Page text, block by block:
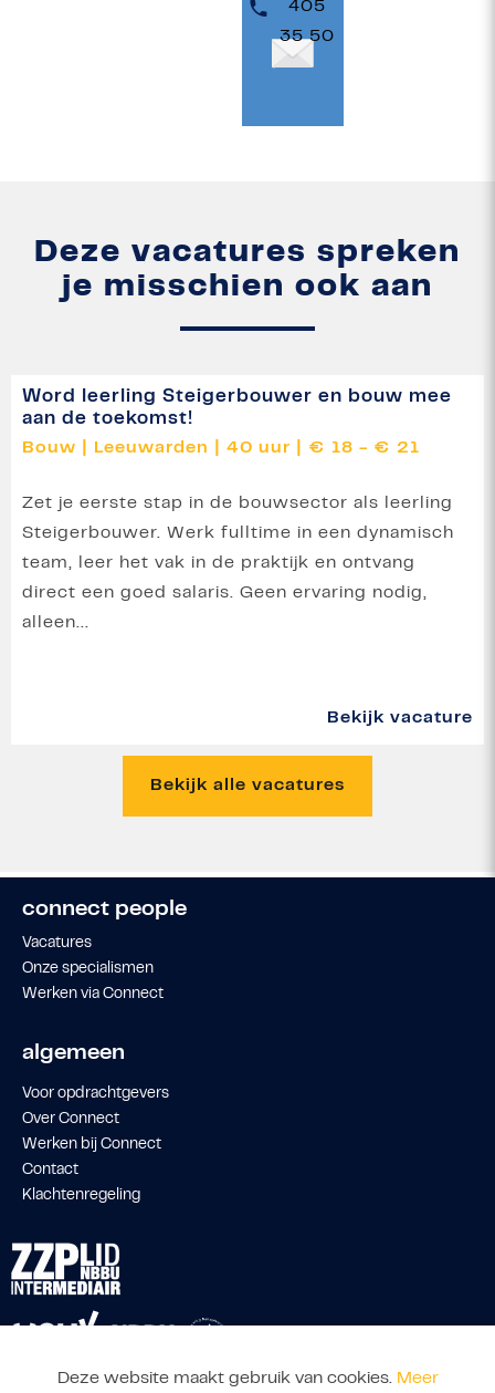
Deze website maakt gebruik van cookies. Meer
405
35 50
Deze vacatures spreken
je misschien ook aan
Word leerling Steigerbouwer en bouw mee
aan de toekomst!
Bouw
Leeuwarden 40 uur € 18 - € 21
Zet je eerste stap in de bouwsector als leerling
Steigerbouwer. Werk fulltime in een dynamisch
team, leer het vak in de praktijk en ontvang
direct een goed salaris. Geen ervaring nodig,
alleen...
Bekijk vacature
Bekijk alle vacatures
connect people
Vacatures
Onze specialismen
Werken via Connect
algemeen
Voor opdrachtgevers
Over Connect
Werken bij Connect
Contact
Klachtenregeling